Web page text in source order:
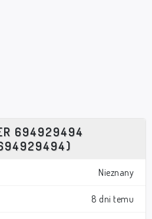
694929494
Nieznany
8 dni temu